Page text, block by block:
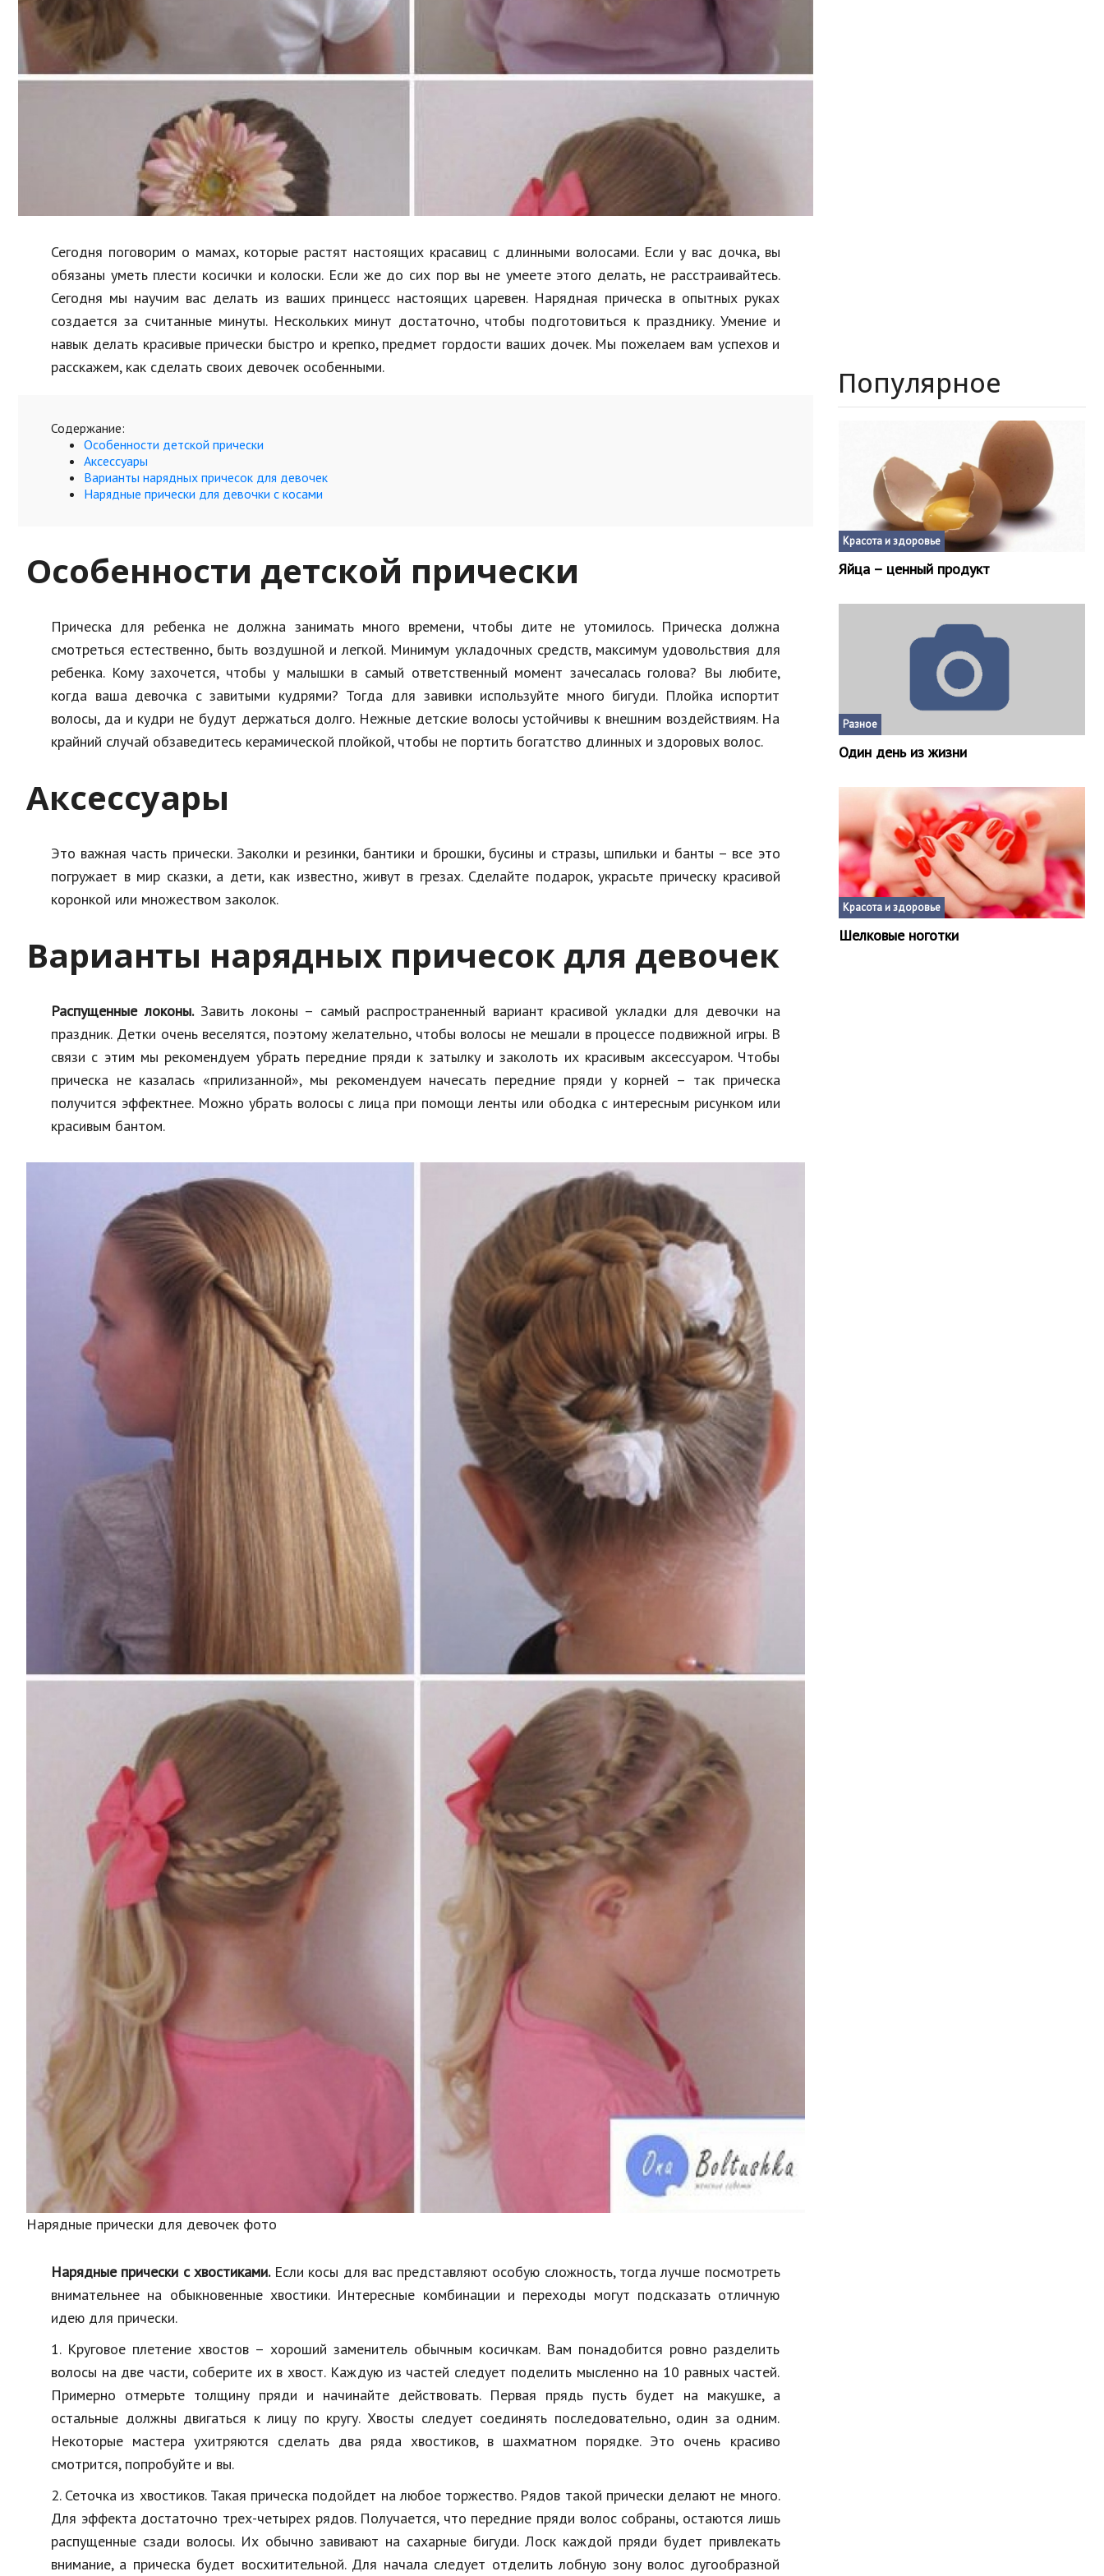
Образование
В мире
Культура
Знаменитости
Недвижимость
Спорт и фитнес
Психология и отношения
Животные
Еда и напитки
Праздники и подарки
Бизнес
Хобби и развлечения
Образование
Наука и технологии
Сегодня поговорим о мамах, которые растят настоящих красавиц с длинными волосами. Если у вас дочка, вы
обязаны уметь плести косички и колоски. Если же до сих пор вы не умеете этого делать, не расстраивайтесь.
Сегодня мы научим вас делать из ваших принцесс настоящих царевен. Нарядная прическа в опытных руках
создается за считанные минуты. Нескольких минут достаточно, чтобы подготовиться к празднику. Умение и
навык делать красивые прически быстро и крепко, предмет гордости ваших дочек. Мы пожелаем вам успехов и
расскажем, как сделать своих девочек особенными.
Содержание:
Особенности детской прически
Аксессуары
Варианты нарядных причесок для девочек
Нарядные прически для девочки с косами
Особенности детской прически
Прическа для ребенка не должна занимать много времени, чтобы дите не утомилось. Прическа должна
смотреться естественно, быть воздушной и легкой. Минимум укладочных средств, максимум удовольствия для
ребенка. Кому захочется, чтобы у малышки в самый ответственный момент зачесалась голова? Вы любите,
когда ваша девочка с завитыми кудрями? Тогда для завивки используйте много бигуди. Плойка испортит
волосы, да и кудри не будут держаться долго. Нежные детские волосы устойчивы к внешним воздействиям. На
крайний случай обзаведитесь керамической плойкой, чтобы не портить богатство длинных и здоровых волос.
Аксессуары
Это важная часть прически. Заколки и резинки, бантики и брошки, бусины и стразы, шпильки и банты – все это
погружает в мир сказки, а дети, как известно, живут в грезах. Сделайте подарок, украсьте прическу красивой
коронкой или множеством заколок.
Варианты нарядных причесок для девочек
Распущенные локоны.Завить локоны – самый распространенный вариант красивой укладки для девочки на
праздник. Детки очень веселятся, поэтому желательно, чтобы волосы не мешали в процессе подвижной игры. В
связи с этим мы рекомендуем убрать передние пряди к затылку и заколоть их красивым аксессуаром. Чтобы
прическа не казалась «прилизанной», мы рекомендуем начесать передние пряди у корней – так прическа
получится эффектнее. Можно убрать волосы с лица при помощи ленты или ободка с интересным рисунком или
красивым бантом.
Нарядные прически для девочек фото
Нарядные прически с хвостиками.Если косы для вас представляют особую сложность, тогда лучше посмотреть
внимательнее на обыкновенные хвостики. Интересные комбинации и переходы могут подсказать отличную
идею для прически.
1. Круговое плетение хвостов – хороший заменитель обычным косичкам. Вам понадобится ровно разделить
волосы на две части, соберите их в хвост. Каждую из частей следует поделить мысленно на 10 равных частей.
Примерно отмерьте толщину пряди и начинайте действовать. Первая прядь пусть будет на макушке, а
остальные должны двигаться к лицу по кругу. Хвосты следует соединять последовательно, один за одним.
Некоторые мастера ухитряются сделать два ряда хвостиков, в шахматном порядке. Это очень красиво
смотрится, попробуйте и вы.
2. Сеточка из хвостиков. Такая прическа подойдет на любое торжество. Рядов такой прически делают не много.
Для эффекта достаточно трех-четырех рядов. Получается, что передние пряди волос собраны, остаются лишь
распущенные сзади волосы. Их обычно завивают на сахарные бигуди. Лоск каждой пряди будет привлекать
внимание, а прическа будет восхитительной. Для начала следует отделить лобную зону волос дугообразной
Популярное
Красота и здоровье
Яйца – ценный продукт
Разное
Один день из жизни
Красота и здоровье
Шелковые ноготки